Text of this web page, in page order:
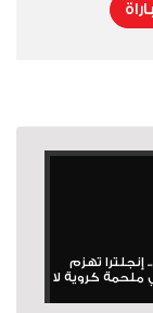
إنجلترا تهزم
6-4 في ملحمة كروية لا